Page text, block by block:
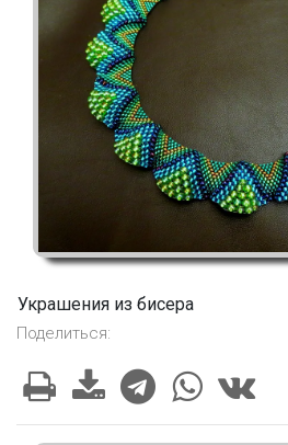
Украшения из бисера
Поделиться: